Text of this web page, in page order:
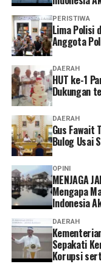
administrasi sesuai
masing.
Ia pun
sebagai bentuk
dan keluarga
Program JKN.
“Menurut saya,
memudahkan
diakses cukup
depannya
mudah digunakan
diminimalkan.
administrasi
mengantre di
PERISTIWA
Lima Polisi
Anggota
DAERAH
HUT ke-1
Dukungan
DAERAH
Gus Fawait
Bulog Usai
OPINI
MENJAGA
Mengapa
Indonesia
DAERAH
Sepakati
Korupsi